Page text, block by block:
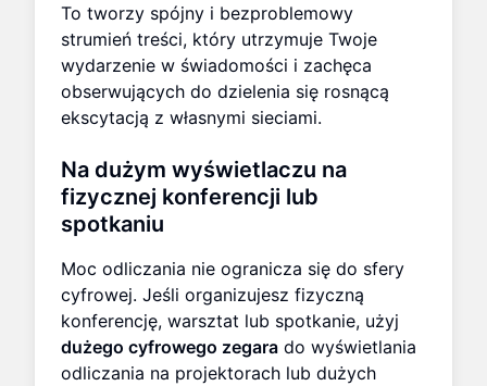
To tworzy spójny i bezproblemowy
strumień treści, który utrzymuje Twoje
wydarzenie w świadomości i zachęca
obserwujących do dzielenia się rosnącą
ekscytacją z własnymi sieciami.
Na dużym wyświetlaczu na
fizycznej konferencji lub
spotkaniu
Moc odliczania nie ogranicza się do sfery
cyfrowej. Jeśli organizujesz fizyczną
konferencję, warsztat lub spotkanie, użyj
dużego cyfrowego zegara do wyświetlania
odliczania na projektorach lub dużych